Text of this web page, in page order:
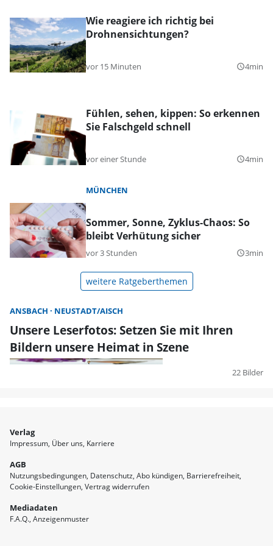
Wie reagiere ich richtig bei
Drohnensichtungen?
vor 15 Minuten query_builder4min
Fühlen, sehen, kippen: So erkennen
Sie Falschgeld schnell
vor einer Stunde query_builder4min
MÜNCHEN
Sommer, Sonne, Zyklus-Chaos: So
bleibt Verhütung sicher
vor 3 Stunden query_builder3min
weitere Ratgeberthemen
ANSBACH NEUSTADT/AISCH
Unsere Leserfotos: Setzen Sie mit Ihren
Bildern unsere Heimat in Szene
22 Bilder
Verlag
Impressum Über uns Karriere
AGB
Nutzungsbedingungen Datenschutz Abo kündigen Barrierefreiheit
Cookie-Einstellungen Vertrag widerrufen
Mediadaten
F.A.Q. Anzeigenmuster